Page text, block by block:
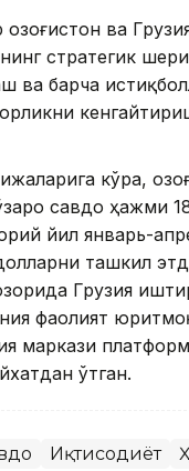
ва
стратегик
ва барча
кўра,
савдо ҳажми
йил январь-
ташкил
Грузия
фаолият
маркази
ўтган.
Иқтисодиёт